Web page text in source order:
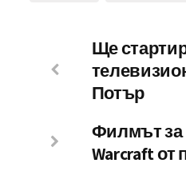
Ще
Потър
Филмът за
Warcraft от